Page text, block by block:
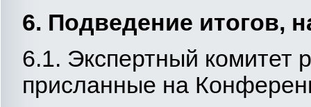
6. Подведение итогов,
6.1. Экспертный комитет
присланные на